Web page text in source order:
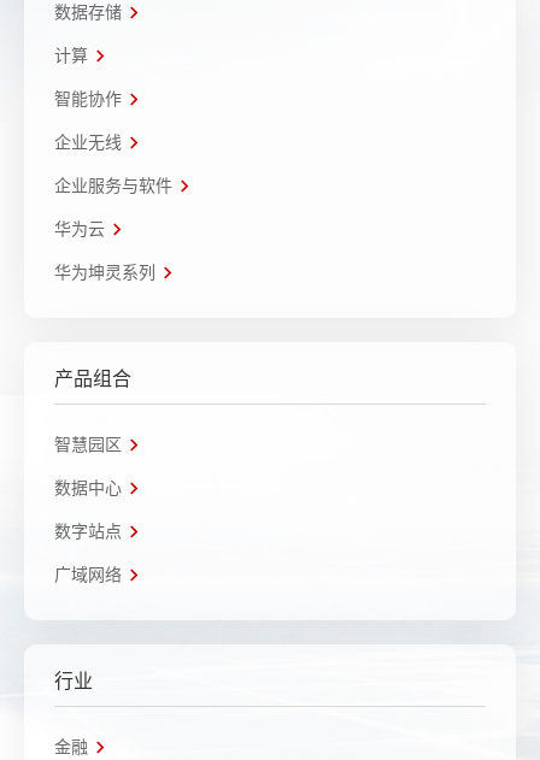
数据存储
计算
智能协作
企业无线
企业服务与软件
华为云
华为坤灵系列
产品组合
智慧园区
数据中心
数字站点
广域网络
行业
金融